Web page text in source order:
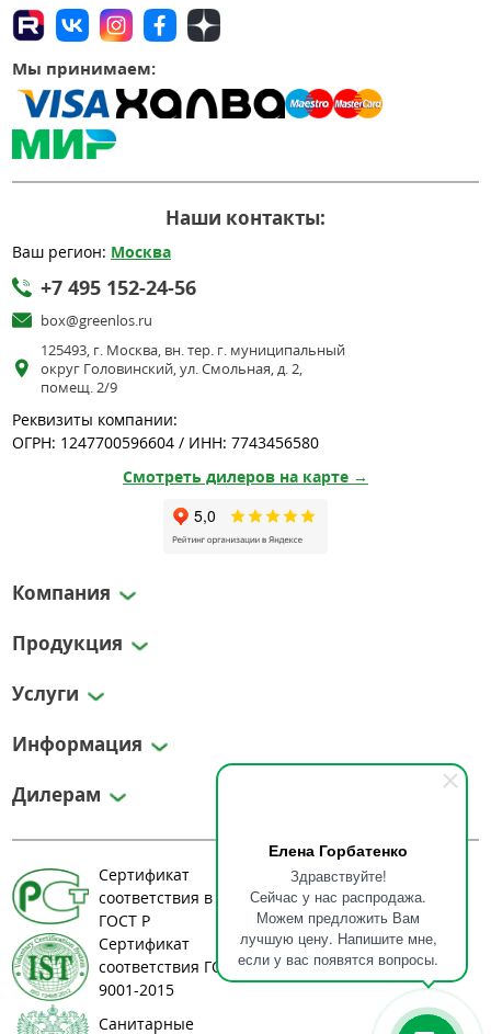
Елена Горбатенко
Здравствуйте!
Сейчас у нас распродажа.
Можем предложить Вам
лучшую цену. Напишите мне,
если у вас появятся вопросы.
Мы принимаем:
Наши контакты:
Ваш регион: Москва
+7 495 152-24-56
box@greenlos.ru
125493, г. Москва, вн. тер. г. муниципальный
округ Головинский, ул. Смольная, д. 2,
помещ. 2/9
Реквизиты компании:
ОГРН: 1247700596604 / ИНН: 7743456580
Смотреть дилеров на карте →
Компания
Продукция
Услуги
Информация
Дилерам
Сертификат
соответствия в системе
ГОСТ Р
Сертификат
соответствия ГОСТ ИСО
9001-2015
Санитарные